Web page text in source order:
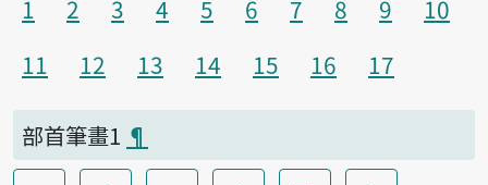
1
2 3 4 5 6 7 8 9
10
11
12 13 14 15 16 17
部首筆畫1 ¶